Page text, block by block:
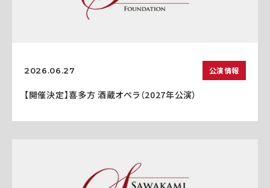
2026.06.27 公演情報
【開催決定】喜多方 酒蔵オペラ（2027年公演）